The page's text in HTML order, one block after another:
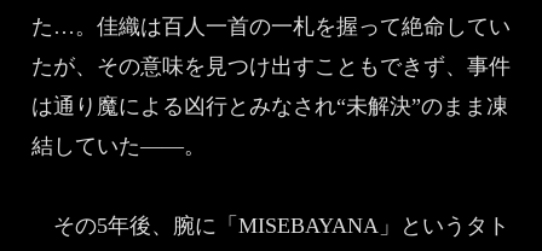
た…。佳織は百人一首の一札を握って絶命してい
たが、その意味を見つけ出すこともできず、事件
は通り魔による凶行とみなされ“未解決”のまま凍
結していた――。
その5年後、腕に「MISEBAYANA」というタト